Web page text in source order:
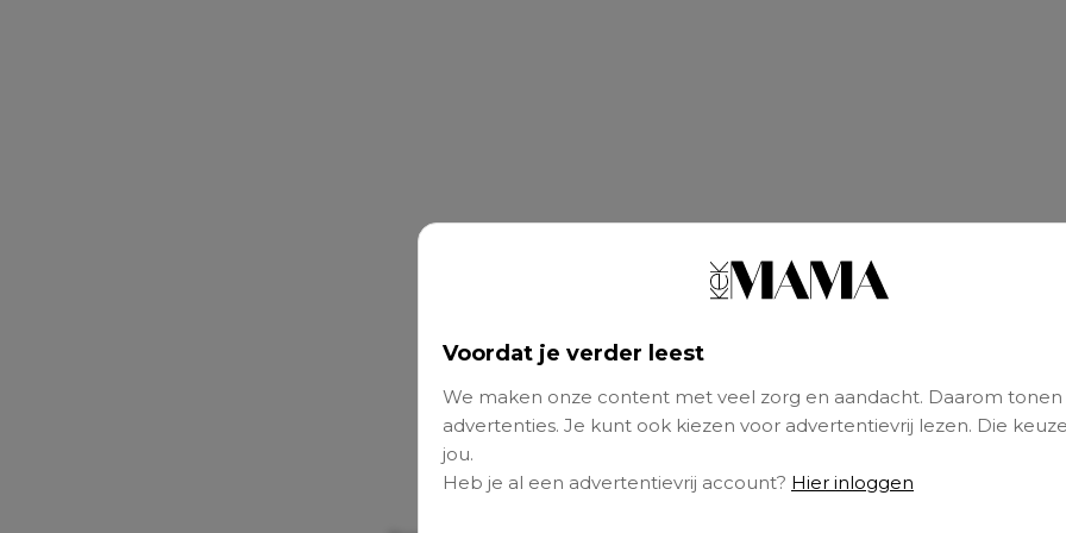
Voordat je verder leest
We maken onze content met veel zorg en aandacht. Daarom tonen
advertenties. Je kunt ook kiezen voor advertentievrij lezen. Die
jou.
Heb je al een advertentievrij account? Hier inloggen